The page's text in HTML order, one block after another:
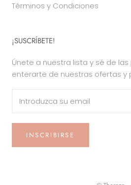
Términos y Condiciones
¡SUSCRÍBETE!
Únete a nuestra lista y sé de
enterarte de nuestras ofertas y
INSCRIBIRSE